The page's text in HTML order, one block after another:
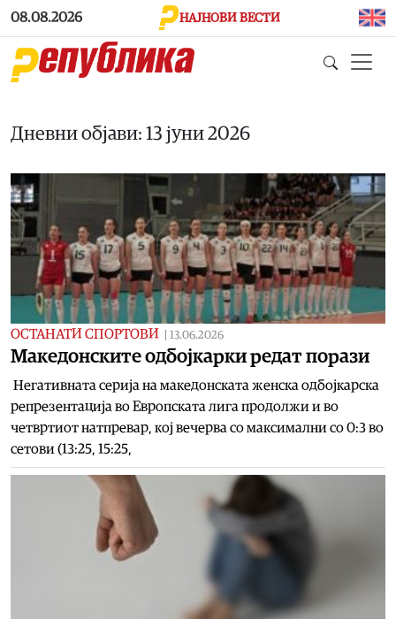
Skip to main content
08.08.2026 НАЈНОВИ ВЕСТИ
Дневни објави: 13 јуни 2026
ОСТАНАТИ СПОРТОВИ 13.06.2026
Maкедонските одбојкарки редат порази
Негативната серија на македонската женска одбојкарска
репрезентација во Европската лига продолжи и во
четвртиот натпревар, кој вечерва со максимални со 0:3 во
сетови (13:25, 15:25,